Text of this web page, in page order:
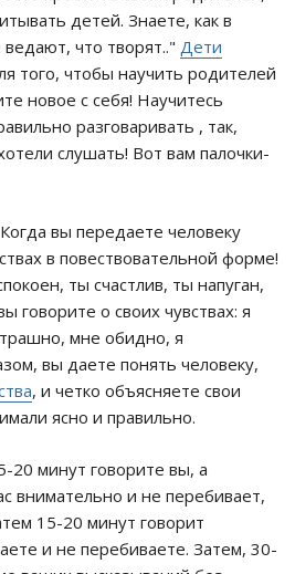
детей. Знаете, как в
что творят.." Дети
того, чтобы научить родителей
новое с себя! Научитесь
разговаривать , так,
слушать! Вот вам палочки-
Когда вы передаете человеку
в повествовательной форме!
ты счастлив, ты напуган,
говорите о своих чувствах: я
мне обидно, я
вы даете понять человеку,
, и четко объясняете свои
ясно и правильно.
20 минут говорите вы, а
внимательно и не перебивает,
15-20 минут говорит
и не перебиваете. Затем, 30-